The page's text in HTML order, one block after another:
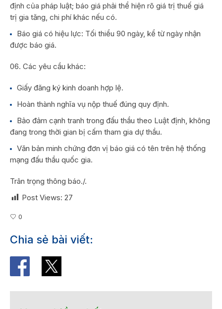
định của pháp luật; báo giá phải thể hiện rõ giá trị thuế giá
trị gia tăng, chi phí khác nếu có.
Báo giá có hiệu lực: Tối thiểu 90 ngày, kể từ ngày nhận
được báo giá.
Các yêu cầu khác:
Giấy đăng ký kinh doanh hợp lệ.
Hoàn thành nghĩa vụ nộp thuế đúng quy định.
Bảo đảm cạnh tranh trong đấu thầu theo Luật định, không
đang trong thời gian bị cấm tham gia dự thầu.
Văn bản minh chứng đơn vị báo giá có tên trên hệ thống
mạng đấu thầu quốc gia.
Trân trọng thông báo./.
Post Views: 27
0
Chia sẻ bài viết: